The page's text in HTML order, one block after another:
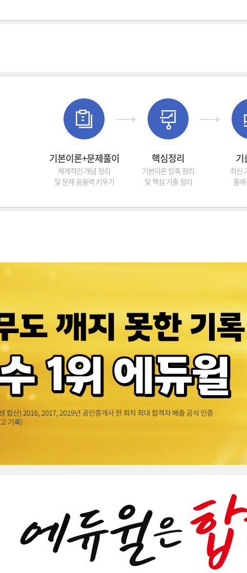
기본이론+문제풀이
체계적인 개념 정리
및 문제 응용력 키우기
핵심정리
기본이론 압축 정리
및 핵심 기출 정리
기
최신
출